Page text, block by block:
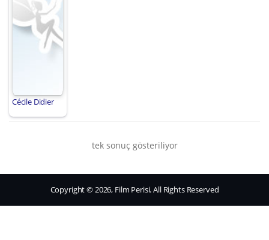
Cécile Didier
tek sonuç gösteriliyor
Copyright © 2026, Film Perisi. All Rights Reserved